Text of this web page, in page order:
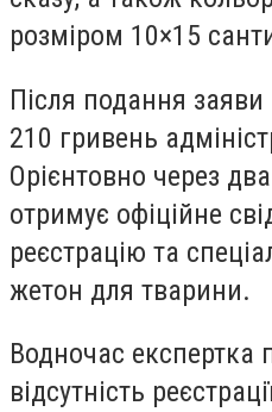
розміром 10×15
Після подання
210 гривень
Орієнтовно через
отримує офіційне
реєстрацію та
жетон для тварини.
Водночас експертка
відсутність